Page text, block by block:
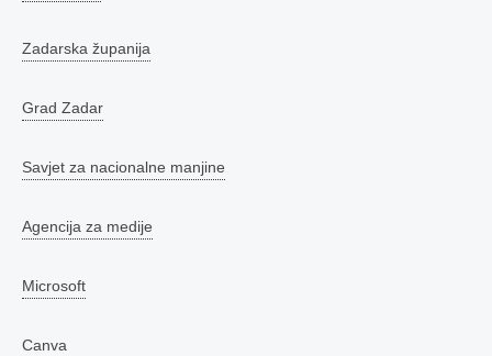
Zadarska županija
Grad Zadar
Savjet za nacionalne manjine
Agencija za medije
Microsoft
Canva